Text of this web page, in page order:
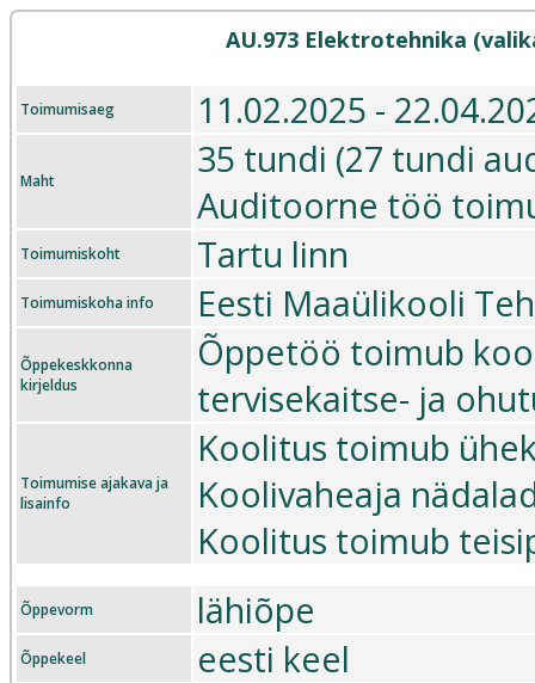
AU.973 Elektrotehnika
Toimumisaeg 11.02.2025 -
Maht
35 tundi (27 tundi
Auditoorne töö
Toimumiskoht Tartu linn
Toimumiskoha info Eesti Maaülikooli
Õppekeskkonna
kirjeldus
Õppetöö toimub
tervisekaitse- ja
Toimumise ajakava ja
lisainfo
Koolitus toimub
Koolivaheaja
Koolitus toimub
Õppevorm lähiõpe
Õppekeel eesti keel